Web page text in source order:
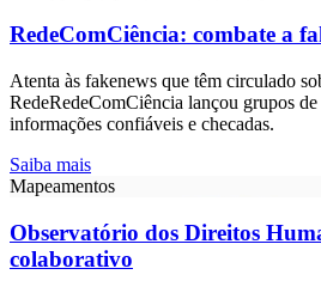
RedeComCiência: combate a
Atenta às fakenews que têm circulado
RedeRedeComCiência lançou grupos
informações confiáveis e checadas.
Saiba mais
Mapeamentos
Observatório dos Direitos
colaborativo